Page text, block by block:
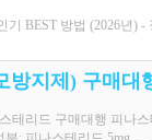
BEST 방법 (2026년)
방지제) 구매
테리드 구매대행 피나